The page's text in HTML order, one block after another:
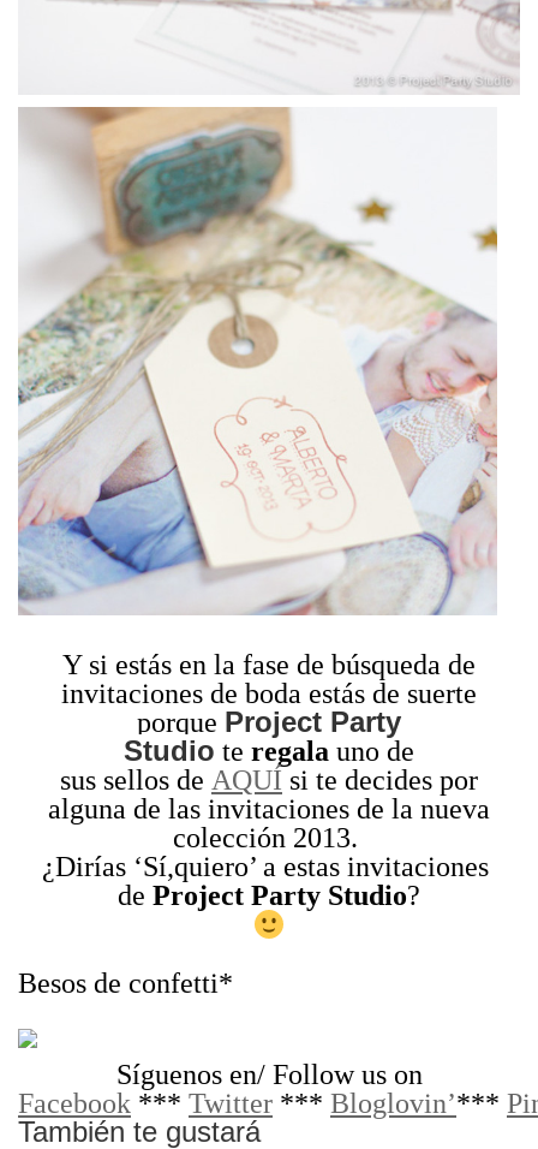
Y si estás en la fase de búsqueda de
invitaciones de boda estás de suerte
porque Project Party
Studio te regala uno de
sus sellos de AQUÍ si te decides por
alguna de las invitaciones de la nueva
colección 2013.
¿Dirías ‘Sí,quiero’ a estas invitaciones
de Project Party Studio?
Besos de confetti*
Síguenos en/ Follow us on
Facebook *** Twitter *** Bloglovin’***
También te gustará